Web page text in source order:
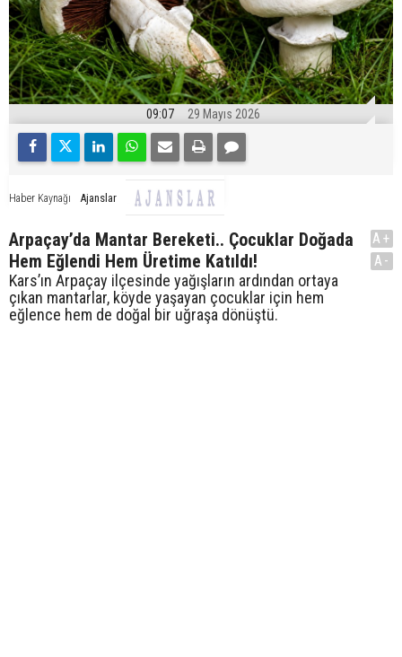
09:07 29 Mayıs 2026
Haber Kaynağı Ajanslar
Arpaçay’da Mantar Bereketi.. Çocuklar Doğada
Hem Eğlendi Hem Üretime Katıldı!
Kars’ın Arpaçay ilçesinde yağışların ardından ortaya
çıkan mantarlar, köyde yaşayan çocuklar için hem
eğlence hem de doğal bir uğraşa dönüştü.
A+
A-